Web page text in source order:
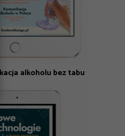
alkoholu bez tabu